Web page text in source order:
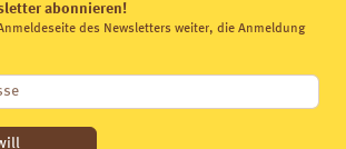
abonnieren!
des Newsletters weiter, die Anmeldung